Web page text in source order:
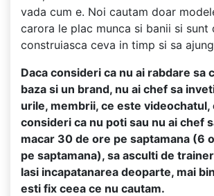
vada cum e. Noi cautam doar
carora le plac munca si banii si sunt
construiasca ceva in timp si sa
Daca consideri ca nu ai rabdare sa
baza si un brand, nu ai chef sa
urile, membrii, ce este videochatul,
consideri ca nu poti sau nu ai chef
macar 30 de ore pe saptamana (6
pe saptamana), sa asculti de
lasi incapatanarea deoparte, mai
esti fix ceea ce nu cautam.